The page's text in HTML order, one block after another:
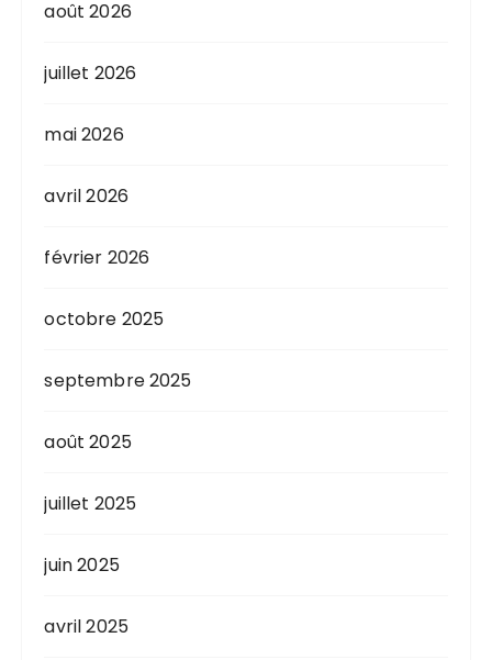
août 2026
juillet 2026
mai 2026
avril 2026
février 2026
octobre 2025
septembre 2025
août 2025
juillet 2025
juin 2025
avril 2025